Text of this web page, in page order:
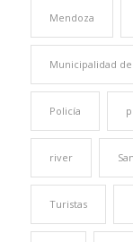
Mendoza
Municipalidad de
Policía
river
Turistas